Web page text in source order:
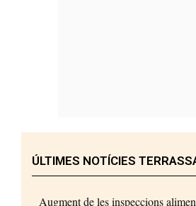
ÚLTIMES NOTÍCIES
Augment de les inspeccions